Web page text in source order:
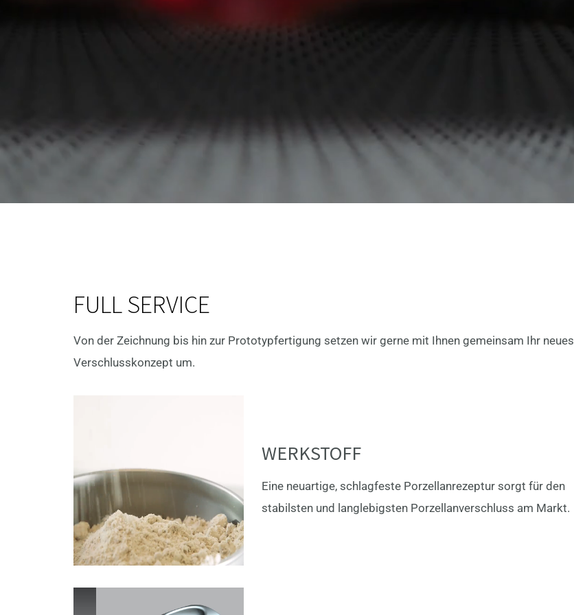
FULL SERVICE
Von der Zeichnung bis hin zur Prototypfertigung setzen wir gerne mit Ihnen gemeinsam Ihr neues
Verschlusskonzept um.
WERKSTOFF
Eine neuartige, schlagfeste Porzellanrezeptur sorgt für den
stabilsten und langlebigsten Porzellanverschluss am Markt.